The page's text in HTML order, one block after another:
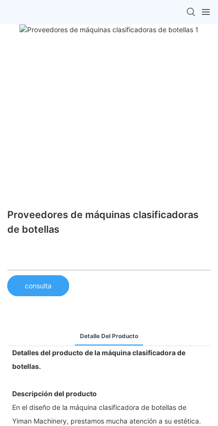
Proveedores de máquinas clasificadoras
de botellas
consulta
Detalle Del Producto
Detalles del producto de la máquina clasificadora de
botellas.
Descripción del producto
En el diseño de la máquina clasificadora de botellas de
Yiman Machinery, prestamos mucha atención a su estética.